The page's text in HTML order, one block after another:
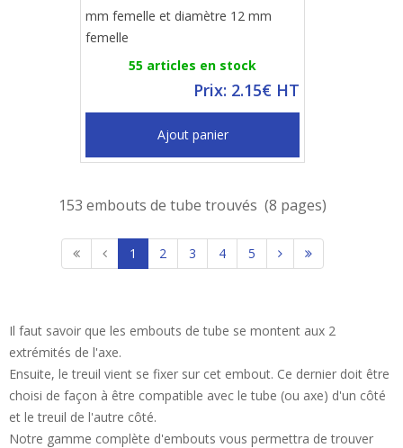
mm femelle et diamètre 12 mm
femelle
55 articles en stock
Prix: 2.15€ HT
Ajout panier
153 embouts de tube trouvés (8 pages)
1 2 3 4 5
Il faut savoir que les embouts de tube se montent aux 2
extrémités de l'axe.
Ensuite, le treuil vient se fixer sur cet embout. Ce dernier doit être
choisi de façon à être compatible avec le tube (ou axe) d'un côté
et le treuil de l'autre côté.
Notre gamme complète d'embouts vous permettra de trouver